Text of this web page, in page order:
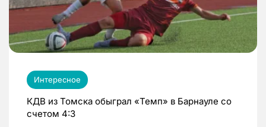
Интересное
КДВ из Томска обыграл «Темп» в Барнауле со
счетом 4:3